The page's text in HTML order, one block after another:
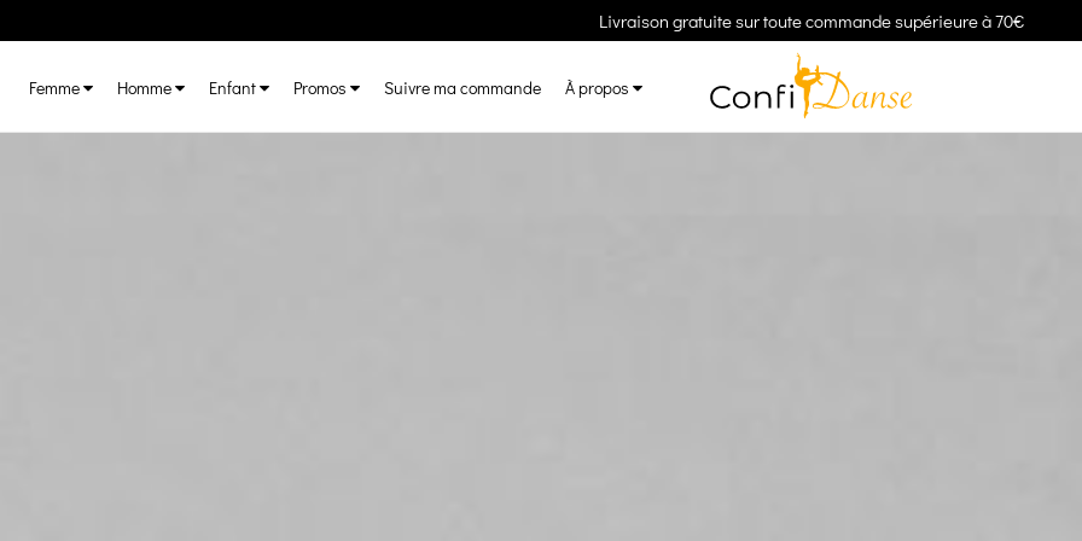
Livraison gratuite sur toute commande supérieure à 70€
Femme Homme Enfant Promos Suivre ma commande À propos